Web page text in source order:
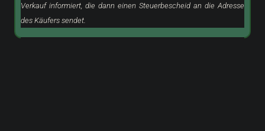
Verkauf informiert, die dann einen Steuerbescheid an die Adresse
des Käufers sendet.